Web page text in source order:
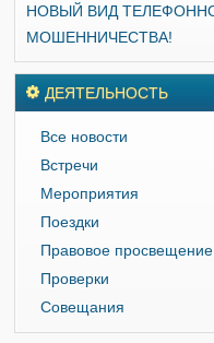
ДЕЯТЕЛЬНОСТЬ
Все новости
Встречи
Мероприятия
Поездки
Правовое просвещение
Проверки
Совещания